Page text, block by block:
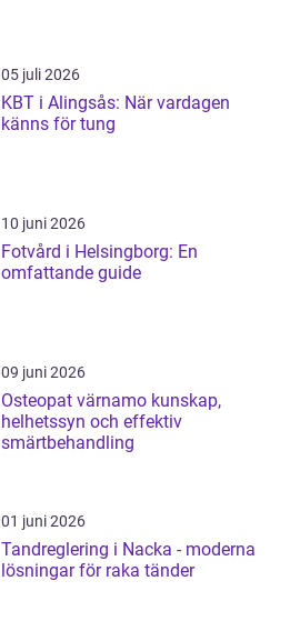
05 juli 2026
KBT i Alingsås: När vardagen
känns för tung
10 juni 2026
Fotvård i Helsingborg: En
omfattande guide
09 juni 2026
Osteopat värnamo kunskap,
helhetssyn och effektiv
smärtbehandling
01 juni 2026
Tandreglering i Nacka - moderna
lösningar för raka tänder